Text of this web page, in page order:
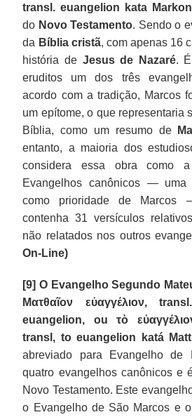
transl. euangelion kata
do Novo Testamento. Sendo o
da Bíblia cristã, com apenas 16
história de Jesus de Nazaré.
eruditos um dos três
acordo com a tradição, Marcos
um epítome, o que representaria
Bíblia, como um resumo de
entanto, a maioria dos
considera essa obra como
Evangelhos canônicos — uma
como prioridade de Marcos
contenha 31 versículos
não relatados nos outros
On-Line)
[9] O Evangelho Segundo
Ματθαῖον εὐαγγέλιον,
euangelion, ou τὸ
transl, to euangelion katá
abreviado para Evangelho de
quatro evangelhos canônicos e
Novo Testamento. Este
o Evangelho de São Marcos e